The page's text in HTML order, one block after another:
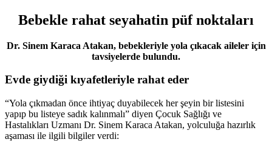
Bebekle rahat seyahatin püf noktaları
Dr. Sinem Karaca Atakan, bebekleriyle yola çıkacak aileler için
tavsiyelerde bulundu.
Evde giydiği kıyafetleriyle rahat eder
“Yola çıkmadan önce ihtiyaç duyabilecek her şeyin bir listesini
yapıp bu listeye sadık kalınmalı” diyen Çocuk Sağlığı ve
Hastalıkları Uzmanı Dr. Sinem Karaca Atakan, yolculuğa hazırlık
aşaması ile ilgili bilgiler verdi: